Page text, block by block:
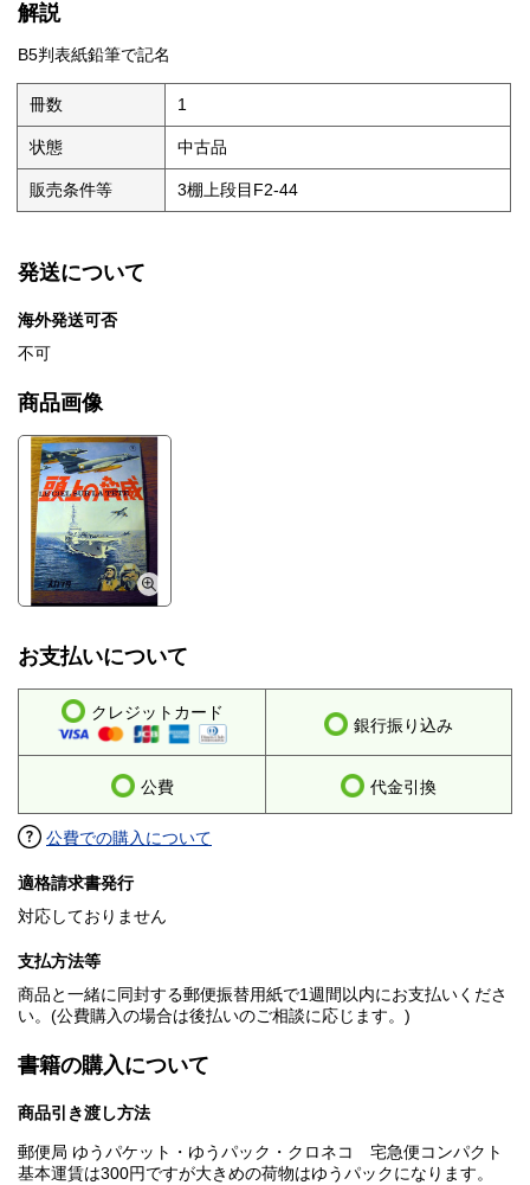
解説
B5判表紙鉛筆で記名
冊数 1
状態 中古品
販売条件等 3棚上段目F2-44
発送について
海外発送可否
不可
商品画像
お支払いについて
クレジットカード
銀行振り込み
公費 代金引換
公費での購入について
適格請求書発行
対応しておりません
支払方法等
商品と一緒に同封する郵便振替用紙で1週間以内にお支払いくださ
い。(公費購入の場合は後払いのご相談に応じます。)
書籍の購入について
商品引き渡し方法
郵便局 ゆうパケット・ゆうパック・クロネコ 宅急便コンパクト
基本運賃は300円ですが大きめの荷物はゆうパックになります。